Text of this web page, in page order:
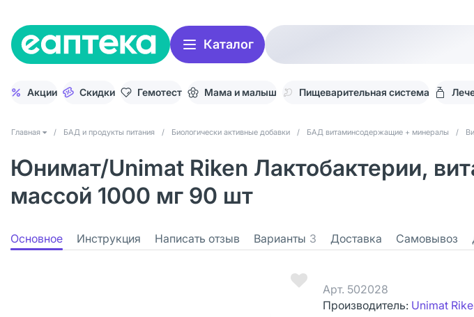
Каталог
Акции Скидки Гемотест Мама и малыш Пищеварительная система
Главная / БАД и продукты питания / Биологически активные добавки / БАД витаминсодержащие + минералы /
Юнимат/Unimat Riken Лактобактерии,
массой 1000 мг 90 шт
Основное Инструкция Написать отзыв Варианты 3 Доставка Самовывоз
Арт. 502028
Производитель: Unimat